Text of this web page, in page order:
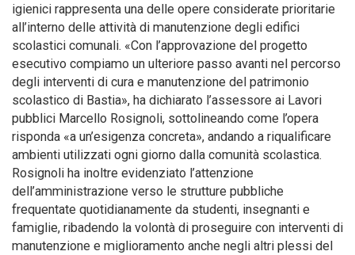
igienici rappresenta una delle opere considerate prioritarie
all’interno delle attività di manutenzione degli edifici
scolastici comunali. «Con l’approvazione del progetto
esecutivo compiamo un ulteriore passo avanti nel percorso
degli interventi di cura e manutenzione del patrimonio
scolastico di Bastia», ha dichiarato l’assessore ai Lavori
pubblici Marcello Rosignoli, sottolineando come l’opera
risponda «a un’esigenza concreta», andando a riqualificare
ambienti utilizzati ogni giorno dalla comunità scolastica.
Rosignoli ha inoltre evidenziato l’attenzione
dell’amministrazione verso le strutture pubbliche
frequentate quotidianamente da studenti, insegnanti e
famiglie, ribadendo la volontà di proseguire con interventi di
manutenzione e miglioramento anche negli altri plessi del